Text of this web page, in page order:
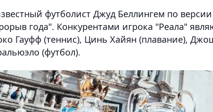
футболист Джуд Беллингем по
года". Конкурентами игрока "Реала"
Гауфф (теннис), Цинь Хайян (плавание),
(футбол).